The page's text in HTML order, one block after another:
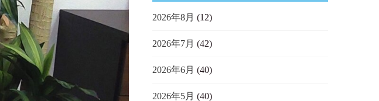
2026年8月 (12)
2026年7月 (42)
2026年6月 (40)
2026年5月 (40)